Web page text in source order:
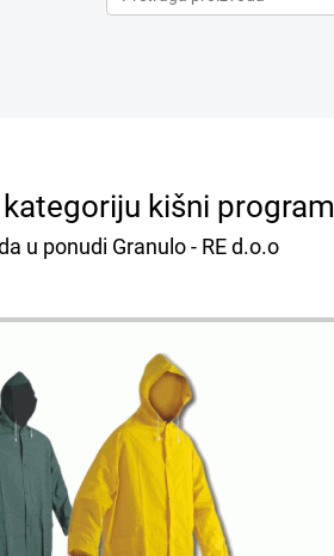
kišni program
u ponudi Granulo - RE d.o.o